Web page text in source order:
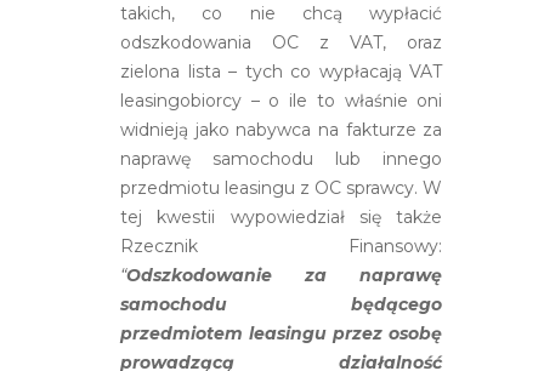
takich, co nie chcą wypłacić
odszkodowania OC z VAT, oraz
zielona lista – tych co wypłacają VAT
leasingobiorcy – o ile to właśnie oni
widnieją jako nabywca na fakturze za
naprawę samochodu lub innego
przedmiotu leasingu z OC sprawcy. W
tej kwestii wypowiedział się także
Rzecznik Finansowy:
“Odszkodowanie za naprawę
samochodu będącego
przedmiotem leasingu przez osobę
prowadzącą działalność